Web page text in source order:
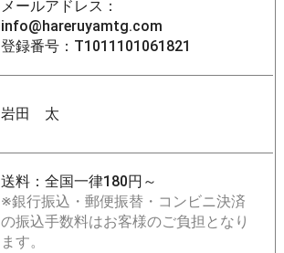
メールアドレス：
info@hareruyamtg.com
登録番号：T1011101061821
岩田 太
送料：全国一律180円～
※銀行振込・郵便振替・コンビニ決済
の振込手数料はお客様のご負担となり
ます。